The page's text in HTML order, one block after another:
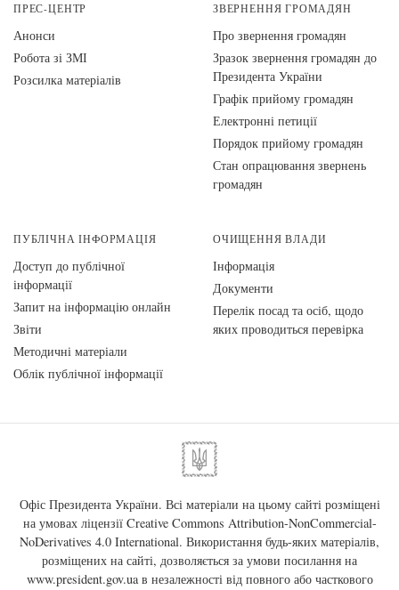
ПРЕС-ЦЕНТР
Анонси
Робота зі ЗМІ
Розсилка матеріалів
ЗВЕРНЕННЯ ГРОМАДЯН
Про звернення громадян
Зразок звернення громадян до
Президента України
Графік прийому громадян
Електронні петиції
Порядок прийому громадян
Стан опрацювання звернень
громадян
ПУБЛІЧНА ІНФОРМАЦІЯ
Доступ до публічної
інформації
Запит на інформацію онлайн
Звіти
Методичні матеріали
Облік публічної інформації
ОЧИЩЕННЯ ВЛАДИ
Інформація
Документи
Перелік посад та осіб, щодо
яких проводиться перевірка
Офіс Президента України. Всі матеріали на цьому сайті розміщені
на умовах ліцензії Creative Commons Attribution-NonCommercial-
NoDerivatives 4.0 International. Використання будь-яких матеріалів,
розміщених на сайті, дозволяється за умови посилання на
www.president.gov.uaв незалежності від повного або часткового